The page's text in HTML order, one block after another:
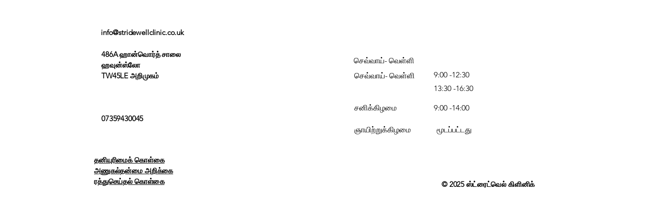
info@stridewellclinic.co.uk
486A ஹான்வொர்த் சாலை
ஹவுன்ஸ்லோ
TW45LE அறிமுகம்
07359430045
தனியுரிமைக் கொள்கை
அணுகல்தன்மை அறிக்கை
ரத்துசெய்தல் கொள்கை
செவ்வாய்- வெள்ளி
செவ்வாய்- வெள்ளி
சனிக்கிழமை
ஞாயிற்றுக்கிழமை
9:00 -12:30
13:30 -16:30
9:00 -14:00
மூடப்பட்டது
© 2025 ஸ்ட்ரைட்வெல் கிளினிக்